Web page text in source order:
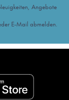
Angebote
E-Mail abmelden.